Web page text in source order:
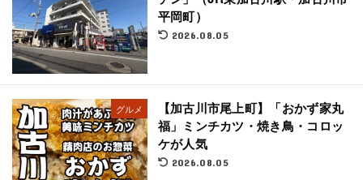
平岡町）
2026.08.05
グルメ
【加古川市尾上町】「おかず家丸
福」ミンチカツ・焼き鳥・コロッ
ケが人気
2026.08.05